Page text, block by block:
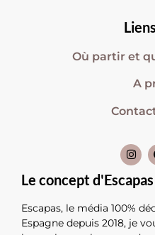
Où partir et
A
Le concept d'Escapas
Escapas, le média 100%
Espagne depuis 2018, je